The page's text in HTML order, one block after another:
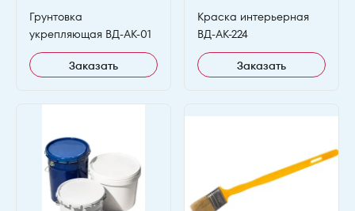
Грунтовка
укрепляющая ВД-АК-01
Заказать
Краска интерьерная
ВД-АК-224
Заказать